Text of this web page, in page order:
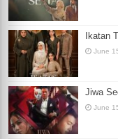
Ikatan
June
Jiwa
June